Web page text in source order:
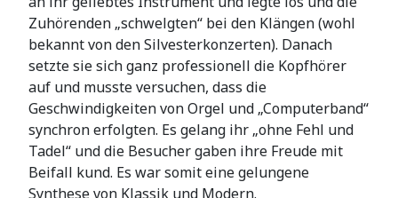
Zuhörenden „schwelgten“ bei den Klängen (wohl
bekannt von den Silvesterkonzerten). Danach
setzte sie sich ganz professionell die Kopfhörer
auf und musste versuchen, dass die
Geschwindigkeiten von Orgel und „Computerband“
synchron erfolgten. Es gelang ihr „ohne Fehl und
Tadel“ und die Besucher gaben ihre Freude mit
Beifall kund. Es war somit eine gelungene
Synthese von Klassik und Modern.